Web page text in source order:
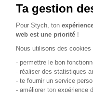
Ta gestion
Pour Stych, ton
web est une priorité !
Nous utilisons des cookies
- permettre le bon
- réaliser des statistiques
- te fournir un service
- améliorer ton expérience
Code de la route
Localisation